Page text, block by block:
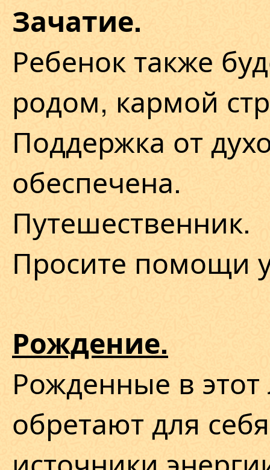
Зачатие.
Ребенок также
родом, кармой
Поддержка от
обеспечена.
Путешественник.
Просите помощи
Рождение.
Рожденные в
обретают для